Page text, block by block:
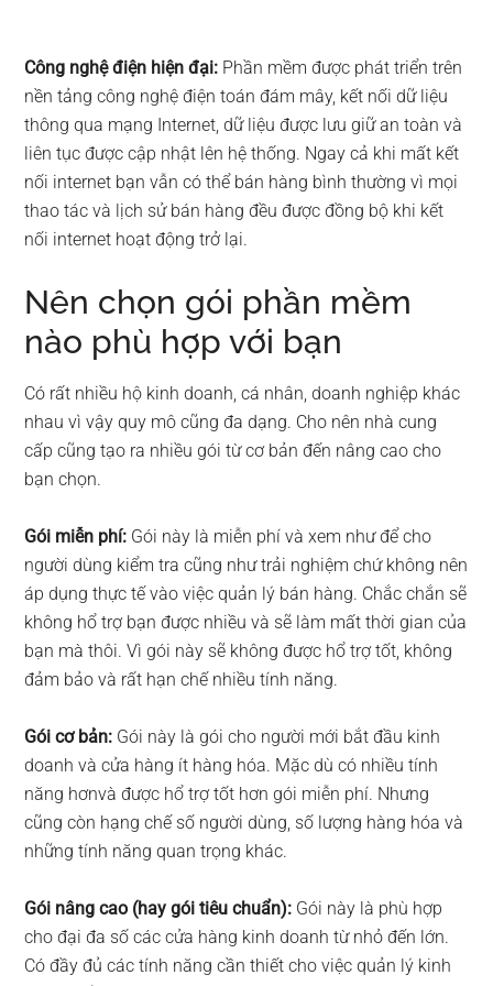
Công nghệ điện hiện đại: Phần mềm được phát triển trên
nền tảng công nghệ điện toán đám mây, kết nối dữ liệu
thông qua mạng Internet, dữ liệu được lưu giữ an toàn và
liên tục được cập nhật lên hệ thống. Ngay cả khi mất kết
nối internet bạn vẫn có thể bán hàng bình thường vì mọi
thao tác và lịch sử bán hàng đều được đồng bộ khi kết
nối internet hoạt động trở lại.
Nên chọn gói phần mềm
nào phù hợp với bạn
Có rất nhiều hộ kinh doanh, cá nhân, doanh nghiệp khác
nhau vì vậy quy mô cũng đa dạng. Cho nên nhà cung
cấp cũng tạo ra nhiều gói từ cơ bản đến nâng cao cho
bạn chọn.
Gói miễn phí: Gói này là miễn phí và xem như để cho
người dùng kiểm tra cũng như trải nghiệm chứ không nên
áp dụng thực tế vào việc quản lý bán hàng. Chắc chắn sẽ
không hổ trợ bạn được nhiều và sẽ làm mất thời gian của
bạn mà thôi. Vì gói này sẽ không được hổ trợ tốt, không
đảm bảo và rất hạn chế nhiều tính năng.
Gói cơ bản: Gói này là gói cho người mới bắt đầu kinh
doanh và cửa hàng ít hàng hóa. Mặc dù có nhiều tính
năng hơnvà được hổ trợ tốt hơn gói miễn phí. Nhưng
cũng còn hạng chế số người dùng, số lượng hàng hóa và
những tính năng quan trọng khác.
Gói nâng cao (hay gói tiêu chuẩn): Gói này là phù hợp
cho đại đa số các cửa hàng kinh doanh từ nhỏ đến lớn.
Có đầy đủ các tính năng cần thiết cho việc quản lý kinh